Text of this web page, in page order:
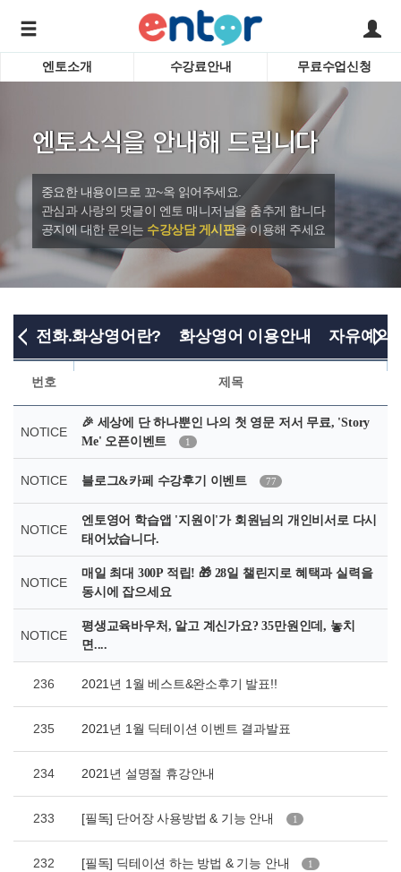
바로가기
서비스안내
강사소개
회사소개
어린이
시험영
수업교
엔토소개 수강료안내 무료수업신청
엔토소식을 안내해 드립니다
중요한 내용이므로 꼬~옥 읽어주세요.
관심과 사랑의 댓글이 엔토 매니저님을 춤추게 합니다
공지에 대한 문의는 수강상담 게시판을 이용해 주세요
전화.화상영어란? 화상영어 이용안내 자유예약
번호 제목
NOTICE
🎉 세상에 단 하나뿐인 나의 첫 영문 저서 무료, 'Story
Me' 오픈이벤트
1
NOTICE 블로그&카페 수강후기 이벤트 77
NOTICE
엔토영어 학습앱 '지원이'가 회원님의 개인비서로 다시
태어났습니다.
NOTICE
매일 최대 300P 적립! 🎁 28일 챌린지로 혜택과 실력을
동시에 잡으세요
NOTICE
평생교육바우처, 알고 계신가요? 35만원인데, 놓치
면....
236 2021년 1월 베스트&완소후기 발표!!
235 2021년 1월 딕테이션 이벤트 결과발표
234 2021년 설명절 휴강안내
233 [필독] 단어장 사용방법 & 기능 안내 1
232 [필독] 딕테이션 하는 방법 & 기능 안내 1